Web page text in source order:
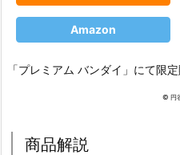
Amazon
「プレミアム バンダイ」にて限定
© 円
商品解説